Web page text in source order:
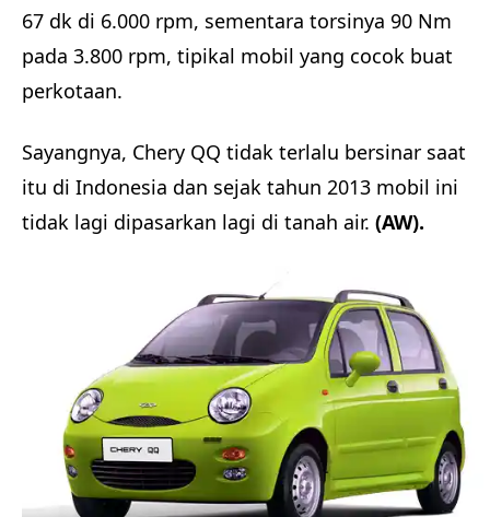
67 dk di 6.000 rpm, sementara torsinya 90 Nm
pada 3.800 rpm, tipikal mobil yang cocok buat
perkotaan.
Sayangnya, Chery QQ tidak terlalu bersinar saat
itu di Indonesia dan sejak tahun 2013 mobil ini
tidak lagi dipasarkan lagi di tanah air. (AW).